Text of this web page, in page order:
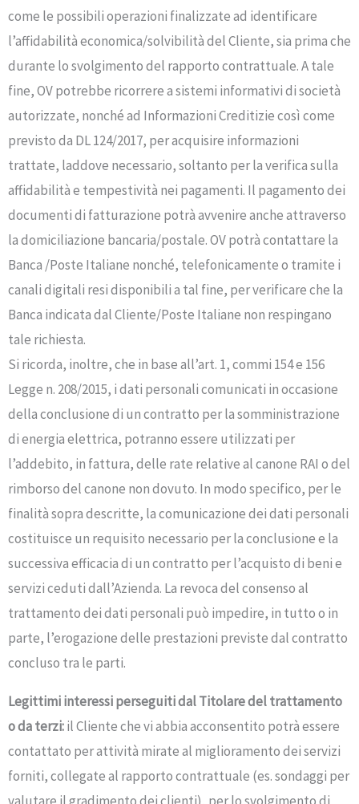
come le possibili operazioni finalizzate ad identificare
l’affidabilità economica/solvibilità del Cliente, sia prima che
durante lo svolgimento del rapporto contrattuale. A tale
fine, OV potrebbe ricorrere a sistemi informativi di società
autorizzate, nonché ad Informazioni Creditizie così come
previsto da DL 124/2017, per acquisire informazioni
trattate, laddove necessario, soltanto per la verifica sulla
affidabilità e tempestività nei pagamenti. Il pagamento dei
documenti di fatturazione potrà avvenire anche attraverso
la domiciliazione bancaria/postale. OV potrà contattare la
Banca /Poste Italiane nonché, telefonicamente o tramite i
canali digitali resi disponibili a tal fine, per verificare che la
Banca indicata dal Cliente/Poste Italiane non respingano
tale richiesta.
Si ricorda, inoltre, che in base all’art. 1, commi 154 e 156
Legge n. 208/2015, i dati personali comunicati in occasione
della conclusione di un contratto per la somministrazione
di energia elettrica, potranno essere utilizzati per
l’addebito, in fattura, delle rate relative al canone RAI o del
rimborso del canone non dovuto. In modo specifico, per le
finalità sopra descritte, la comunicazione dei dati personali
costituisce un requisito necessario per la conclusione e la
successiva efficacia di un contratto per l’acquisto di beni e
servizi ceduti dall’Azienda. La revoca del consenso al
trattamento dei dati personali può impedire, in tutto o in
parte, l’erogazione delle prestazioni previste dal contratto
concluso tra le parti.
Legittimi interessi perseguiti dal Titolare del trattamento
o da terzi:il Cliente che vi abbia acconsentito potrà essere
contattato per attività mirate al miglioramento dei servizi
forniti, collegate al rapporto contrattuale (es. sondaggi per